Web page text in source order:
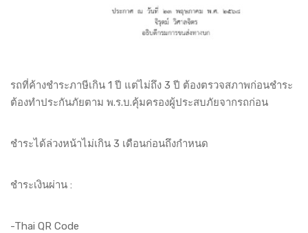
รถที่ค้างชำระภาษีเกิน 1 ปี แต่ไม่ถึง 3 ปี ต้องตรวจสภาพก่อนชำระ
ต้องทำประกันภัยตาม พ.ร.บ.คุ้มครองผู้ประสบภัยจากรถก่อน
ชำระได้ล่วงหน้าไม่เกิน 3 เดือนก่อนถึงกำหนด
ชำระเงินผ่าน :
-Thai QR Code